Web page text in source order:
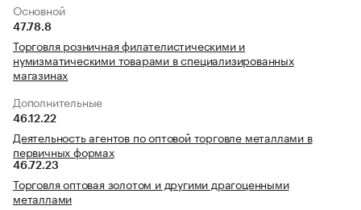
Основной
47.78.8
Торговля розничная филателистическими и
нумизматическими товарами в специализированных
магазинах
Дополнительные
46.12.22
Деятельность агентов по оптовой торговле металлами в
первичных формах
46.72.23
Торговля оптовая золотом и другими драгоценными
металлами